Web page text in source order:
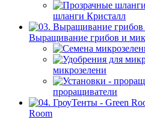
шланги Кристалл
Выращивание грибов и
микрозелени
проращиватели
Room